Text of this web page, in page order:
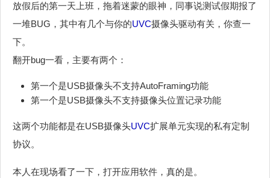
放假后的第一天上班，拖着迷蒙的眼神，同事说测试假期报了
一堆BUG，其中有几个与你的UVC摄像头驱动有关，你查一
下。
翻开bug一看，主要有两个：
第一个是USB摄像头不支持AutoFraming功能
第一个是USB摄像头不支持摄像头位置记录功能
这两个功能都是在USB摄像头UVC扩展单元实现的私有定制
协议。
本人在现场看了一下，打开应用软件，真的是。